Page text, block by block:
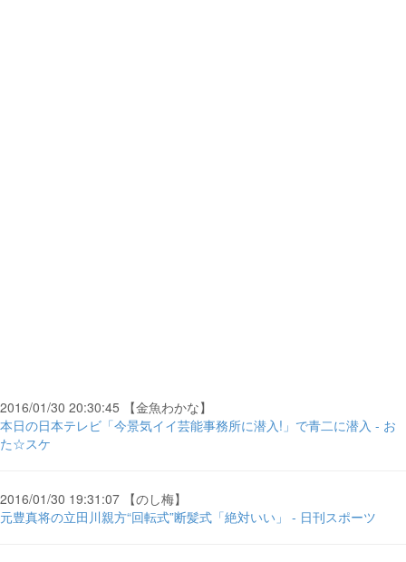
2016/01/30 20:30:45 【金魚わかな】
本日の日本テレビ「今景気イイ芸能事務所に潜入!」で青二に潜入 - お
た☆スケ
2016/01/30 19:31:07 【のし梅】
元豊真将の立田川親方“回転式”断髪式「絶対いい」 - 日刊スポーツ